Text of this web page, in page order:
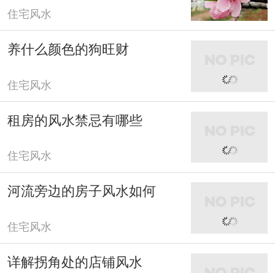
住宅风水
养什么颜色的狗旺财
住宅风水
租房的风水禁忌有哪些
住宅风水
河流旁边的房子风水如何
住宅风水
详解拐角处的店铺风水